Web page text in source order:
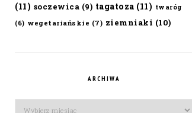
(11) soczewica (9) tagatoza (11) twaróg
(6) wegetariańskie (7) ziemniaki (10)
ARCHIWA
Archiwa